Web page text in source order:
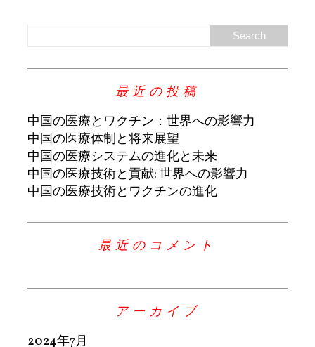
最近の投稿
中国の医療とワクチン：世界への影響力
中国の医療体制と将来展望
中国の医療システムの進化と未来
中国の医療技術と貢献: 世界への影響力
中国の医療技術とワクチンの進化
最近のコメント
アーカイブ
2024年7月